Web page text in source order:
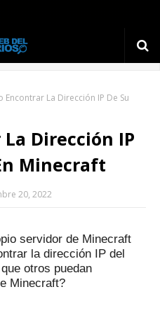
Encontrar La Dirección IP De Su
Dirección IP
Minecraft
20, 2022
servidor de Minecraft
la dirección IP del
otros puedan
Minecraft?